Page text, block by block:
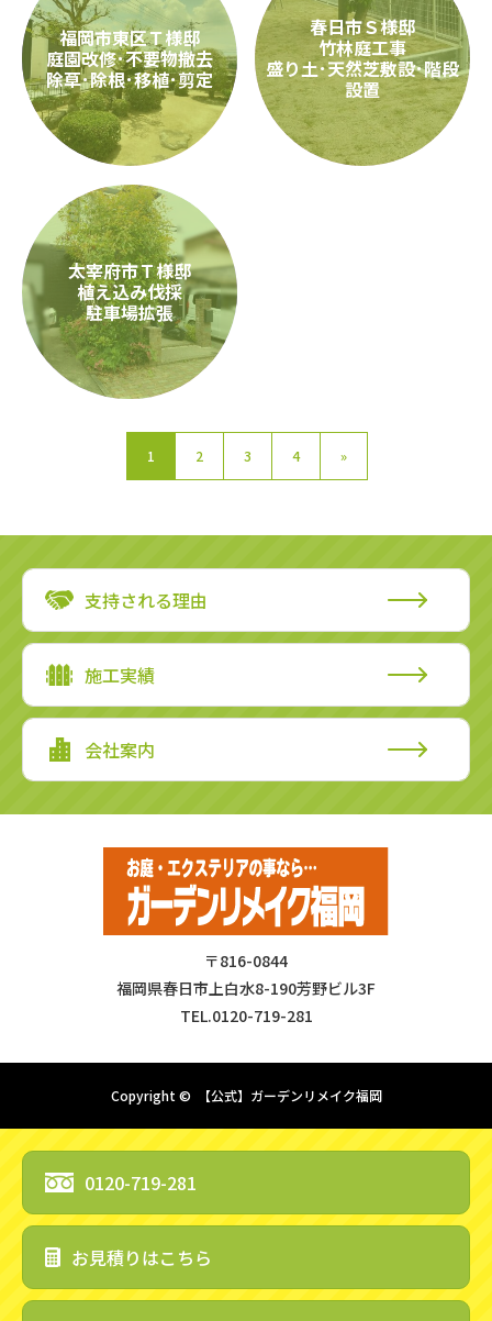
福岡市東区Ｔ様邸
庭園改修･不要物撤去
除草･除根･移植･剪定
春日市Ｓ様邸
竹林庭工事
盛り土･天然芝敷設･階段
設置
太宰府市Ｔ様邸
植え込み伐採
駐車場拡張
1 2 3 4 »
支持される理由
施工実績
会社案内
〒816-0844
福岡県春日市上白水8-190芳野ビル3F
TEL.0120-719-281
Copyright © 【公式】ガーデンリメイク福岡
0120-719-281
お見積りはこちら